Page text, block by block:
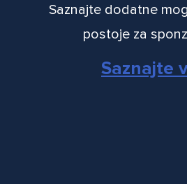
Saznajte dodatne
postoje za
Saznajte